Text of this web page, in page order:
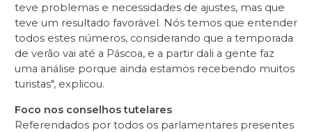
teve problemas e necessidades de ajustes, mas que
teve um resultado favorável. Nós temos que entender
todos estes números, considerando que a temporada
de verão vai até a Páscoa, e a partir dali a gente faz
uma análise porque ainda estamos recebendo muitos
turistas", explicou.
Foco nos conselhos tutelares
Referendados por todos os parlamentares presentes